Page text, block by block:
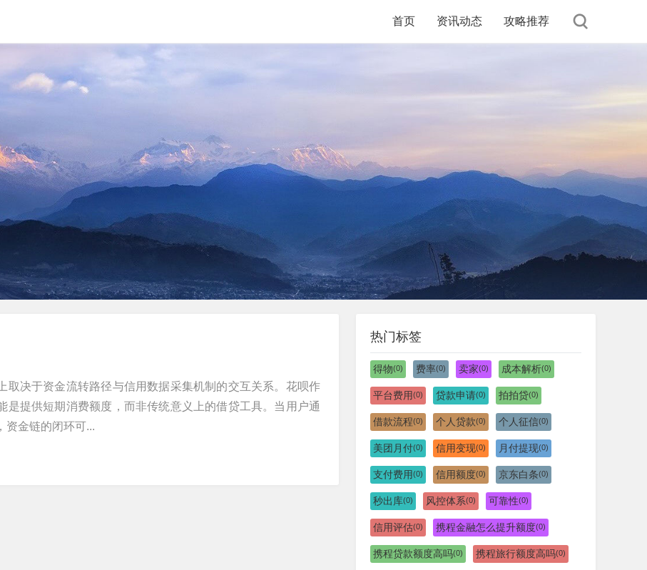
首页 资讯动态 攻略推荐
取决于资金流转路径与信用数据采集机制的交互关系。花呗作
是提供短期消费额度，而非传统意义上的借贷工具。当用户通
资金链的闭环可...
热门标签
得物(0) 费率(0) 卖家(0) 成本解析(0)
平台费用(0) 贷款申请(0) 拍拍贷(0)
借款流程(0) 个人贷款(0) 个人征信(0)
美团月付(0) 信用变现(0) 月付提现(0)
支付费用(0) 信用额度(0) 京东白条(0)
秒出库(0) 风控体系(0) 可靠性(0)
信用评估(0) 携程金融怎么提升额度(0)
携程贷款额度高吗(0) 携程旅行额度高吗(0)